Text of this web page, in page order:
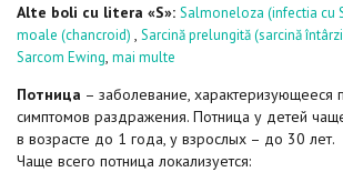
Alte boli cu litera «S»: Salmoneloza (infectia cu
moale (chancroid) , Sarcină prelungită (sarcină
Sarcom Ewing, mai multe
Потница – заболевание, характеризующееся
симптомов раздражения. Потница у детей
в возрасте до 1 года, у взрослых – до 30 лет.
Чаще всего потница локализуется: